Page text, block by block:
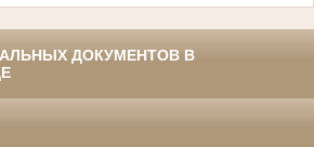
ДОКУМЕНТОВ В